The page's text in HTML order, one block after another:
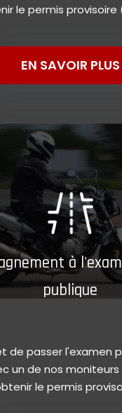
le permis provisoire
EN SAVOIR PLUS
à
publique
de passer l'examen
un de nos
le permis